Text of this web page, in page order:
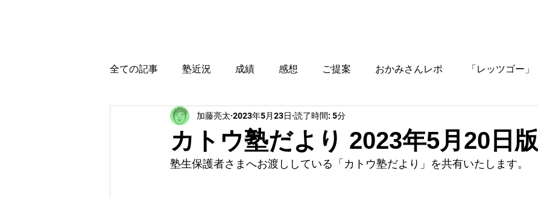
全ての記事 塾近況 成績 感想 ご提案 おかみさんレポ 「レッツゴー」
育児・教育本感想 受験に役立つ情報
カトウ塾だより 2023年5月20日版
加藤亮太 2023年5月23日 読了時間: 5分
塾生保護者さまへお渡ししている「カトウ塾だより」を共有いたします。